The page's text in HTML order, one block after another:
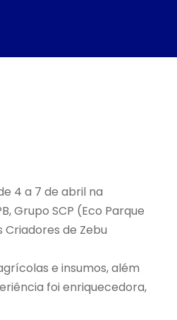
4 a 7 de abril na
Grupo SCP (Eco Parque
Criadores de Zebu
e insumos, além
foi enriquecedora,